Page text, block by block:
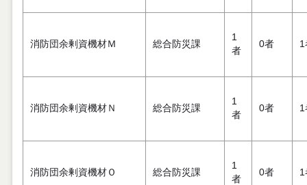
消防団余剰資機材Ｍ 総合防災課
1
者
0者 1
消防団余剰資機材Ｎ 総合防災課
1
者
0者 1
消防団余剰資機材Ｏ 総合防災課
1
者
0者 1